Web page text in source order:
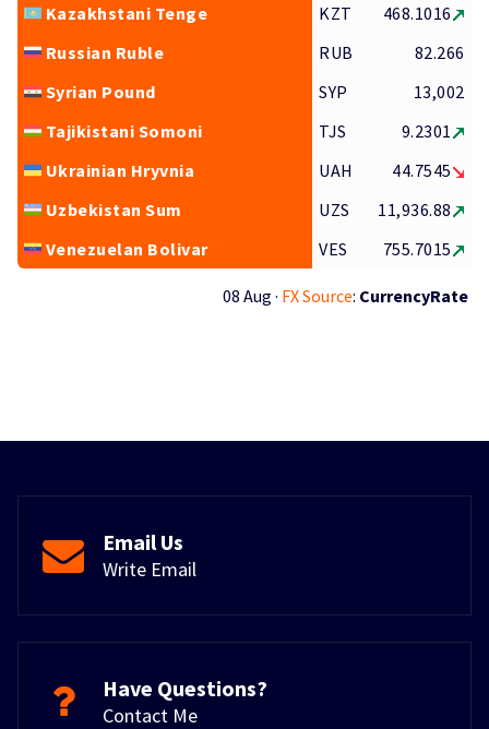
Kazakhstani Tenge
KZT
468.1016
Russian Ruble
RUB
82.266
Syrian Pound
SYP
13,002
Tajikistani Somoni
TJS
9.2301
Ukrainian Hryvnia
UAH
44.7545
Uzbekistan Sum
UZS
11,936.88
Venezuelan Bolivar
VES 755.7015
08 Aug · FX Source: CurrencyRate
Email Us
Write Email
Have Questions?
Contact Me